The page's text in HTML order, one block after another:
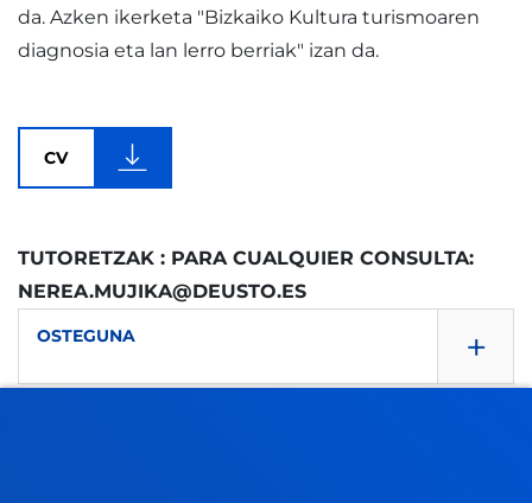
da. Azken ikerketa "Bizkaiko Kultura turismoaren
diagnosia eta lan lerro berriak" izan da.
CV
TUTORETZAK : PARA CUALQUIER CONSULTA:
NEREA.MUJIKA@DEUSTO.ES
OSTEGUNA +